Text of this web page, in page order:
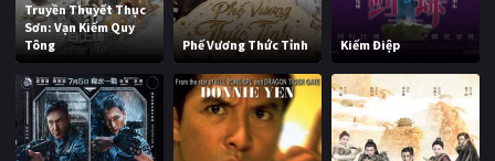
Truyền Thuyết Thục
Sơn: Vạn Kiếm Quy
Tông
Phế Vương Thức Tỉnh Kiếm Điệp